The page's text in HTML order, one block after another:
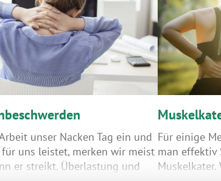
unser Nacken Tag ein und
für uns leistet, merken wir meist
er streikt. Überlastung und
Für einige
man effektiv
Muskelkater.